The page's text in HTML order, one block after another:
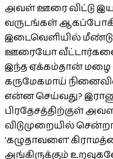
அவள் ஊரை விட்டு
வருடங்கள்
இடைவெளியில்
ஊரையோ
இந்த ஏக்கம்தான் மழை
கருமேகமாய்
என்ன செய்வது?
பிரதேசத்திற்குள்
விடுமுறையில்
'கழுதாவளை'
அங்கிருக்கும்